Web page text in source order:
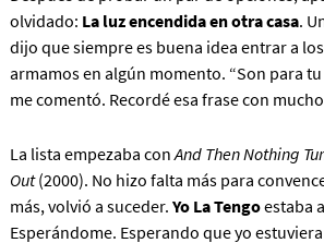
olvidado: La luz encendida en otra casa.
dijo que siempre es buena idea entrar a
armamos en algún momento. “Son para
me comentó. Recordé esa frase con
La lista empezaba con And Then Nothing
Out(2000). No hizo falta más para
más, volvió a suceder. Yo La Tengoestaba
Esperándome. Esperando que yo